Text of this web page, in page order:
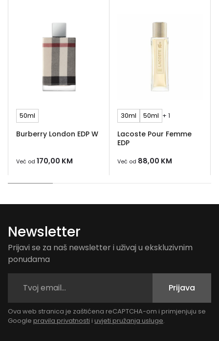
50ml
Burberry London EDP W
Već od 170,00 KM
30ml 50ml + 1
Lacoste Pour Femme
EDP
Već od 88,00 KM
Newsletter
Prijavi se za naš newsletter i uživaj u ekskluzivnim
ponudama
Prijava
Ova web stranica je zaštićena reCAPTCHA-om i primjenjuju se
Google pravila privatnosti i uvjeti pružanja usluge.